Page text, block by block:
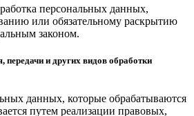
персональных данных,
или обязательному раскрытию
законом.
передачи и других видов обработки
данных, которые обрабатываются
путем реализации правовых,